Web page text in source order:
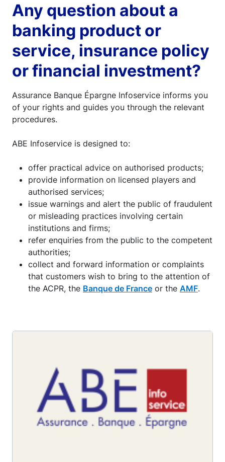
Any question about a
banking product or
service, insurance policy
or financial investment?
Assurance Banque Épargne Infoservice informs you
of your rights and guides you through the relevant
procedures.
ABE Infoservice is designed to:
offer practical advice on authorised products;
provide information on licensed players and
authorised services;
issue warnings and alert the public of fraudulent
or misleading practices involving certain
institutions and firms;
refer enquiries from the public to the competent
authorities;
collect and forward information or complaints
that customers wish to bring to the attention of
the ACPR, the Banque de France or the AMF.